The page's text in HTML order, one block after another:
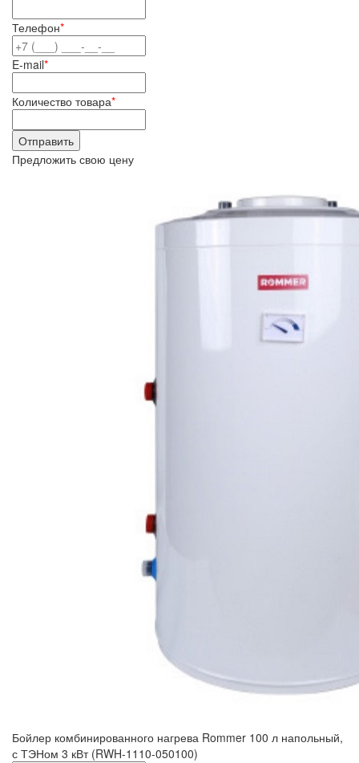
Телефон*
E-mail*
Количество товара*
Предложить свою цену
Бойлер комбинированного нагрева Rommer 100 л напольный,
с ТЭНом 3 кВт (RWH-1110-050100)